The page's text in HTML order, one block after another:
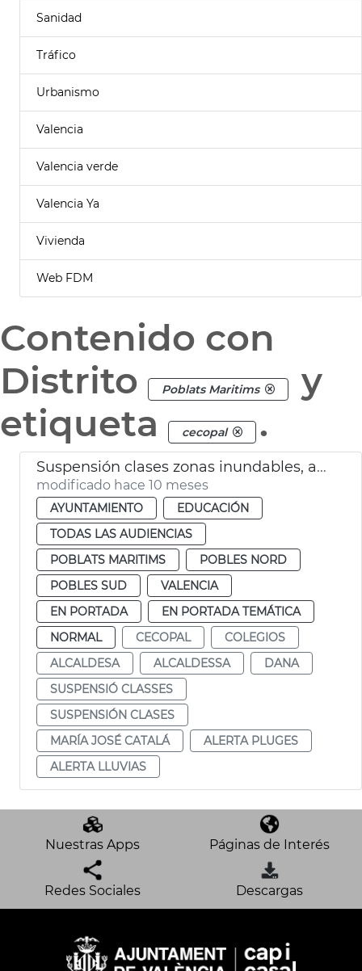
Sanidad
Tráfico
Urbanismo
Valencia
Valencia verde
Valencia Ya
Vivienda
Web FDM
Contenido con
Distrito
Poblats Maritims
y
etiqueta
cecopal .
Suspensión clases zonas inundables, afectados dana y fachada marítima
modificado hace 10 meses
AYUNTAMIENTO
EDUCACIÓN
TODAS LAS AUDIENCIAS
POBLATS MARITIMS
POBLES NORD
POBLES SUD
VALENCIA
EN PORTADA
EN PORTADA TEMÁTICA
NORMAL
CECOPAL
COLEGIOS
ALCALDESA
ALCALDESSA
DANA
SUSPENSIÓ CLASSES
SUSPENSIÓN CLASES
MARÍA JOSÉ CATALÁ
ALERTA PLUGES
ALERTA LLUVIAS
Nuestras Apps Páginas de Interés
Redes Sociales Descargas